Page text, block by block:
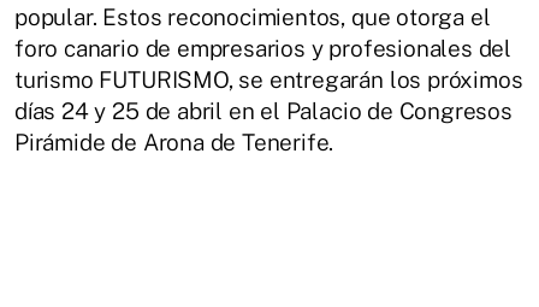
popular. Estos reconocimientos, que otorga el
foro canario de empresarios y profesionales del
turismo FUTURISMO, se entregarán los próximos
días 24 y 25 de abril en el Palacio de Congresos
Pirámide de Arona de Tenerife.